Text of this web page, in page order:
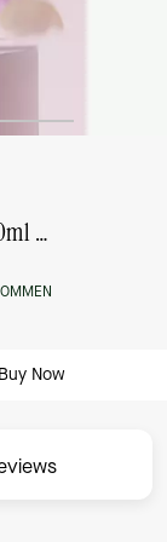
kate spade new york Bloom 100ml Eau de Toilette
Buy Now